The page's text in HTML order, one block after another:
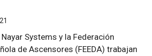
Nayar Systems y la Federación
de Ascensores (FEEDA) trabajan